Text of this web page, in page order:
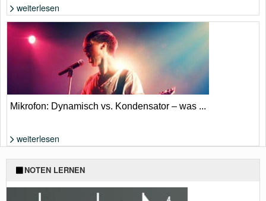
Foto: Jörn Petersen
weiterlesen
Mikrofon: Dynamisch vs. Kondensator – was ...
weiterlesen
NOTEN LERNEN